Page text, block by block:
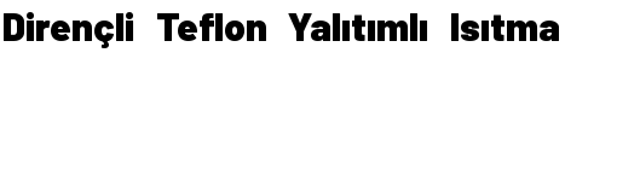
Teflon Yalıtımlı Isıtma